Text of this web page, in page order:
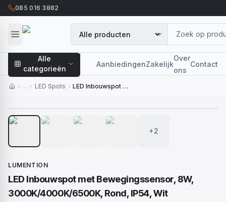
085 016 3882
Alle
categorieën
AanbiedingenZakelijk
Over
ons
Contact
… LED Spots
LED Inbouwspot met Bewegingssensor, 8W, 3000K/4000K/6500K, Rond, IP54, Wit
+2
LUMENTION
LED Inbouwspot met Bewegingssensor, 8W,
3000K/4000K/6500K, Rond, IP54, Wit